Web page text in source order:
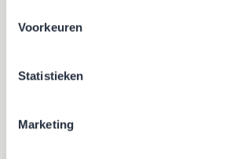
Voorkeuren
Statistieken
Marketing